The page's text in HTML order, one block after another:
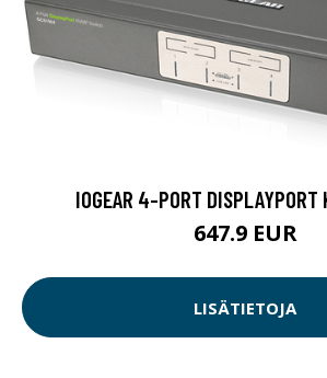
IOGEAR 4-PORT DISPLAYPORT
647.9 EUR
LISÄTIETOJA